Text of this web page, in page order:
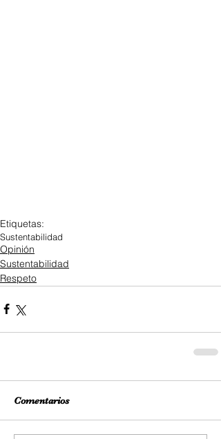
Etiquetas:
Sustentabilidad
Opinión
Sustentabilidad
Respeto
Comentarios